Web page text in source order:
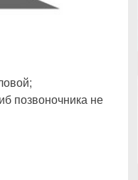
позвоночника не